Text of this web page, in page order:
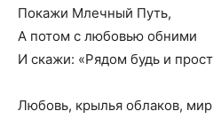
Покажи Млечный Путь,
А потом с любовью обними
И скажи: «Рядом будь и
Любовь, крылья облаков,